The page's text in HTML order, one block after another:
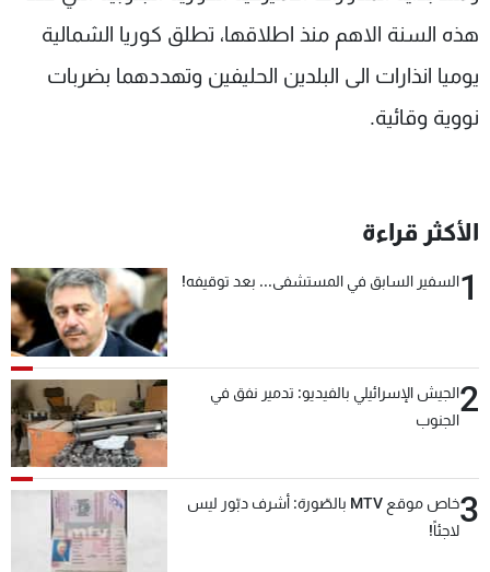
هذه السنة الاهم منذ اطلاقها، تطلق كوريا الشمالية
يوميا انذارات الى البلدين الحليفين وتهددهما بضربات
نووية وقائية.
الأكثر قراءة
1السفير السابق في المستشفى... بعد توقيفه!
2الجيش الإسرائيلي بالفيديو: تدمير نفق في
الجنوب
3
خاص موقع MTV بالصّورة: أشرف دبّور ليس
لاجئاً!